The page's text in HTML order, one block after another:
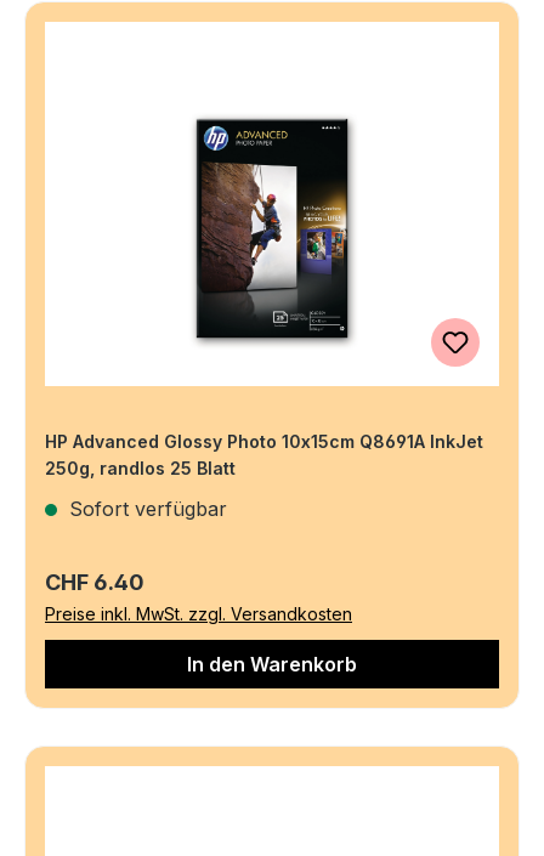
HP Advanced Glossy Photo 10x15cm Q8691A InkJet
250g, randlos 25 Blatt
Sofort verfügbar
Regulärer Preis:
CHF 6.40
Preise inkl. MwSt. zzgl. Versandkosten
In den Warenkorb